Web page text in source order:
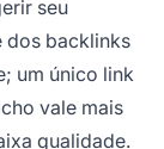
seu
dos backlinks
um único link
vale mais
qualidade.